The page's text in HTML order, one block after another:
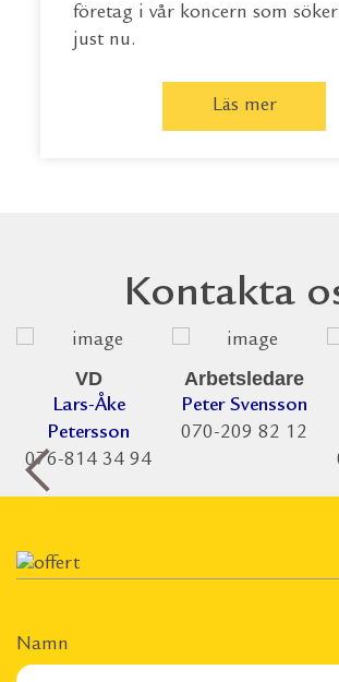
företag i vår koncern som
just nu.
Läs mer
Kontakta
VD
Lars-Åke
Petersson
076-814 34 94
Arbetsledare
Peter Svensson
070-209 82 12
Namn